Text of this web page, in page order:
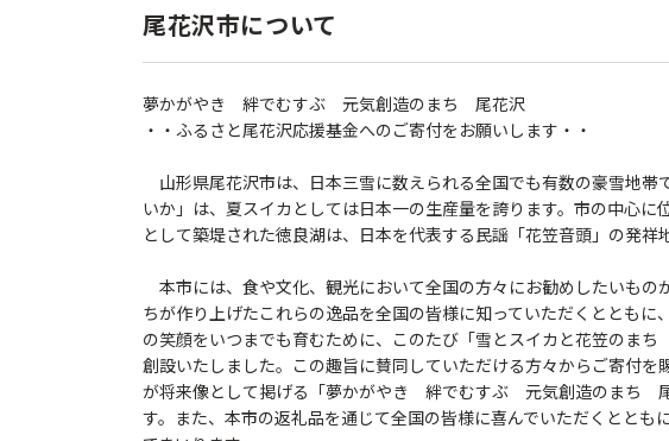
尾花沢市について
夢かがやき 絆でむすぶ 元気創造のまち 尾花沢
・・ふるさと尾花沢応援基金へのご寄付をお願いします・・
山形県尾花沢市は、日本三雪に数えられる全国でも有数の豪雪地帯
いか」は、夏スイカとしては日本一の生産量を誇ります。市の中心に
として築堤された徳良湖は、日本を代表する民謡「花笠音頭」の発祥
本市には、食や文化、観光において全国の方々にお勧めしたいもの
ちが作り上げたこれらの逸品を全国の皆様に知っていただくとともに
の笑顔をいつまでも育むために、このたび「雪とスイカと花笠のま
創設いたしました。この趣旨に賛同していただける方々からご寄付を
が将来像として掲げる「夢かがやき 絆でむすぶ 元気創造のまち
す。また、本市の返礼品を通じて全国の皆様に喜んでいただくととも